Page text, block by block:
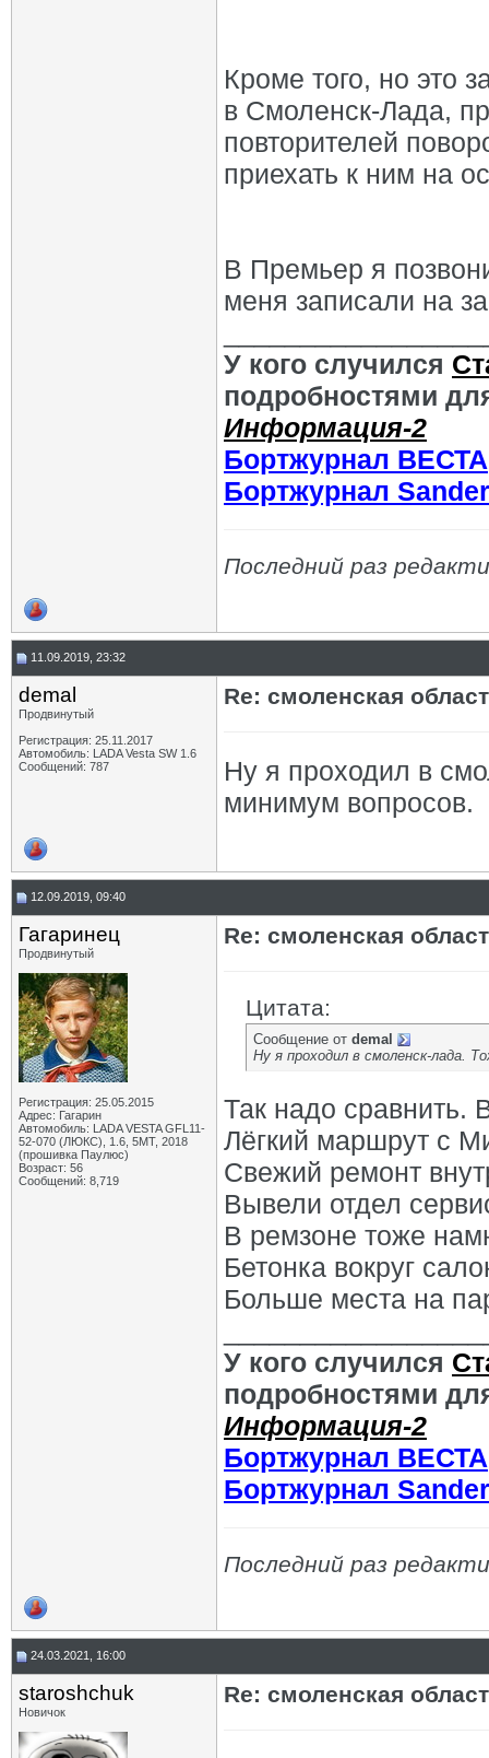
Кроме того, но это
в Смоленск-Лада,
повторителей
приехать к ним на
В Премьер я
меня записали на
У кого случился
подробностями
Информация-2
Бортжурнал ВЕСТА
Бортжурнал
Последний раз
11.09.2019, 23:32
demal
Продвинутый
Регистрация: 25.11.2017
Автомобиль: LADA Vesta SW 1.6
Сообщений: 787
Re: смоленская
Ну я проходил в
минимум вопросов.
12.09.2019, 09:40
Гагаринец
Продвинутый
Регистрация: 25.05.2015
Адрес: Гагарин
Автомобиль: LADA VESTA GFL11-
52-070 (ЛЮКС), 1.6, 5МТ, 2018
(прошивка Паулюс)
Возраст: 56
Сообщений: 8,719
Re: смоленская
Цитата:
Сообщение от demal
Ну я проходил в смоленск-лада.
Так надо сравнить.
Лёгкий маршрут с
Свежий ремонт
Вывели отдел
В ремзоне тоже
Бетонка вокруг
Больше места на
У кого случился
подробностями
Информация-2
Бортжурнал ВЕСТА
Бортжурнал
Последний раз
24.03.2021, 16:00
staroshchuk
Новичок
Re: смоленская